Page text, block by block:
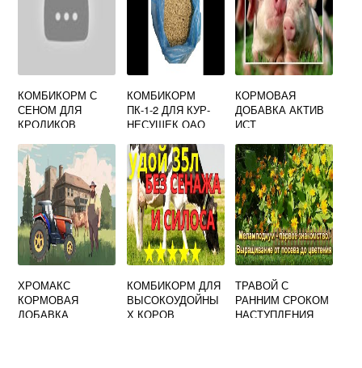
КОМБИКОРМ С
СЕНОМ ДЛЯ
КРОЛИКОВ
КОМБИКОРМ
ПК-1-2 ДЛЯ КУР-
НЕСУШЕК ОАО
ХЛЕБОПРОДУКТ
КОРМОВАЯ
ДОБАВКА АКТИВ
ИСТ
ХРОМАКС
КОРМОВАЯ
ДОБАВКА
КОМБИКОРМ ДЛЯ
ВЫСОКОУДОЙНЫ
Х КОРОВ
ТРАВОЙ С
РАННИМ СРОКОМ
НАСТУПЛЕНИЯ